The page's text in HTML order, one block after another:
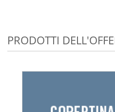
PRODOTTI